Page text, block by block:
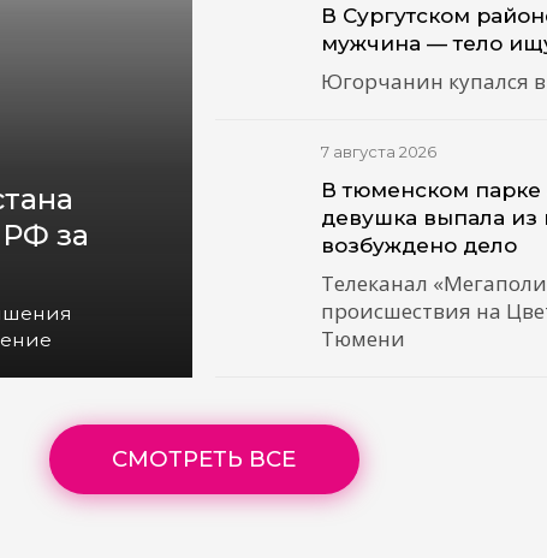
за
В Сургутском
мужчина — тело
Югорчанин купался
7 августа 2026
В тюменском парке
девушка выпала из
возбуждено дело
Телеканал
происшествия на
Тюмени
СМОТРЕТЬ ВСЕ